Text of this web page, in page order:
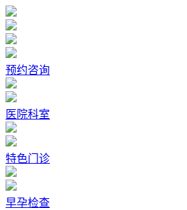
预约咨询
医院科室
特色门诊
早孕检查